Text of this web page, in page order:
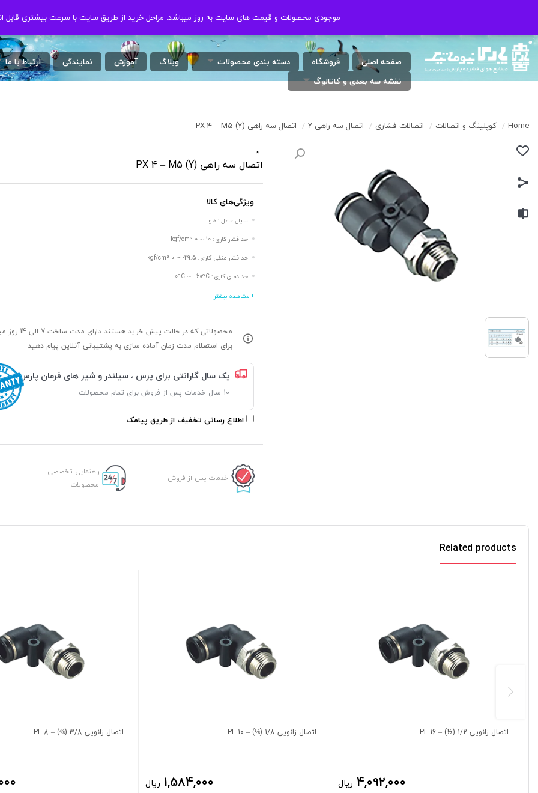
موجودی محصولات و قیمت های سایت به روز میباشد. مراحل خرید از طریق سایت با سرعت بیشتری قابل
شنبه الی چهارشنبه ( 17:30 / 8 ) پنجشنبه
صفحه اصلی فروشگاه دسته بندی محصولات وبلاگ آموزش نمایندگی
ارتباط با ما
نقشه سه بعدی و کاتالوگ
موجودی محصولات و قیمت های سایت به روز میباشد. مراحل خرید از طریق سایت با سرعت بیشتری قابل
Home
/ کوپلینگ و اتصالات / اتصالات فشاری / اتصال سه راهی Y / اتصال سه راهی (Y) PX 4 – M5
,
,
اتصال سه راهی (Y) PX 4 – M5
ویژگی‌های کالا
سیال عامل : هوا
حد فشار کاری : 10 ∼ 0 kgf/cm²
حد فشار منفی کاری : 29.5- ∼ 0 kgf/cm²
حد دمای کاری : 0ºC ∼ +60ºC
+ مشاهده بیشتر
محصولاتی که در حالت پیش خرید
برای استعلام مدت زمان آماده سازی به پشتیبانی آنلاین پیام دهید
یک سال گارانتی برای پرس ، سیلندر و شیر های فرمان پارس
10 سال خدمات پس از فروش برای تمام محصولات
اطلاع رسانی تخفیف از طریق پیامک
خدمات پس از فروش
راهنمایی تخصصی
محصولات
Related products
اتصال زانویی 1/2 (½) – 16 PL
4,092,000 ریال
اتصال زانویی 1/8 (⅛) – 10 PL
1,584,000 ریال
اتصال زانویی 3/8 (⅜) – 8 PL